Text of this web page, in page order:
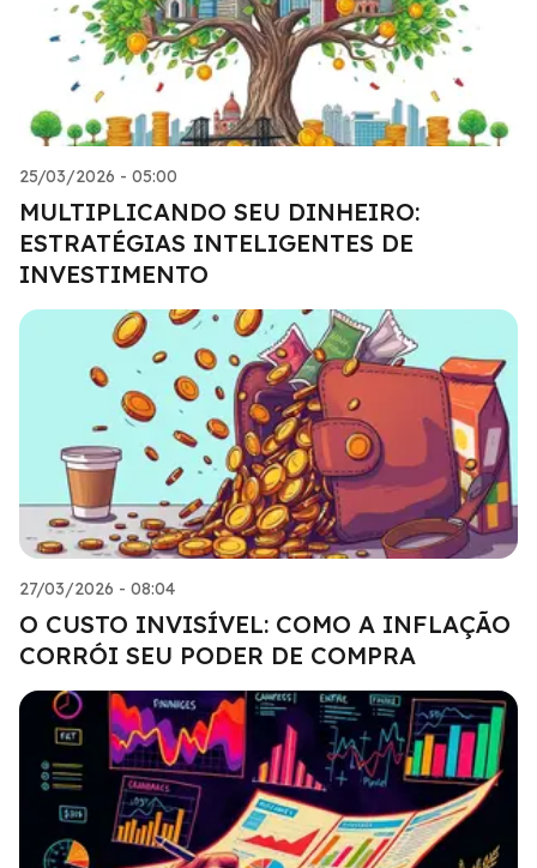
25/03/2026 - 05:00
MULTIPLICANDO SEU DINHEIRO:
ESTRATÉGIAS INTELIGENTES DE
INVESTIMENTO
27/03/2026 - 08:04
O CUSTO INVISÍVEL: COMO A INFLAÇÃO
CORRÓI SEU PODER DE COMPRA